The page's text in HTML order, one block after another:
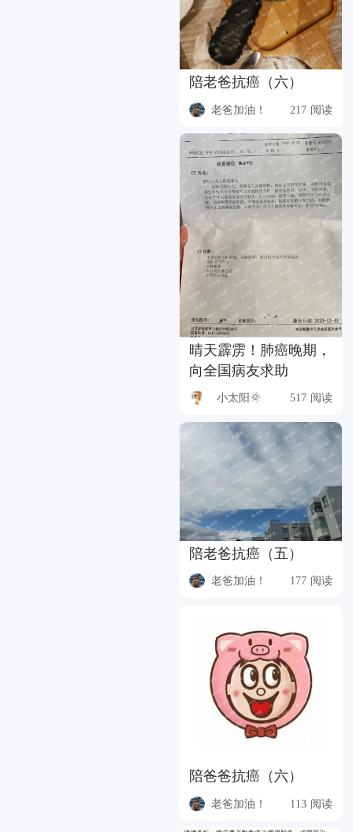
陪老爸抗癌（六）
老爸加油！ 217 阅读
晴天霹雳！肺癌晚期，
向全国病友求助
小太阳🌞 517 阅读
陪老爸抗癌（五）
老爸加油！ 177 阅读
陪爸爸抗癌（六）
老爸加油！ 113 阅读